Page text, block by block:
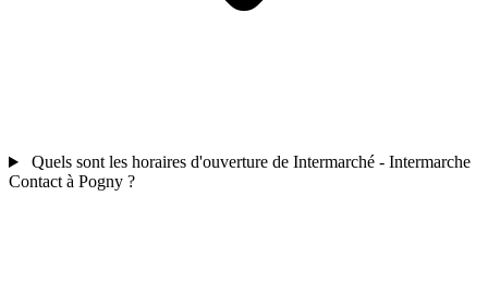
Quels sont les horaires d'ouverture de Intermarché - Intermarche
Contact à Pogny ?